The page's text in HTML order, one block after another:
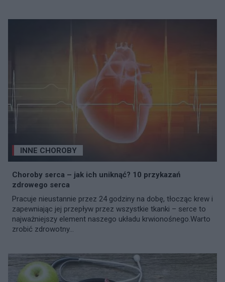
INNE CHOROBY
Choroby serca – jak ich uniknąć? 10 przykazań
zdrowego serca
Pracuje nieustannie przez 24 godziny na dobę, tłocząc krew i
zapewniając jej przepływ przez wszystkie tkanki – serce to
najważniejszy element naszego układu krwionośnego.Warto
zrobić zdrowotny...